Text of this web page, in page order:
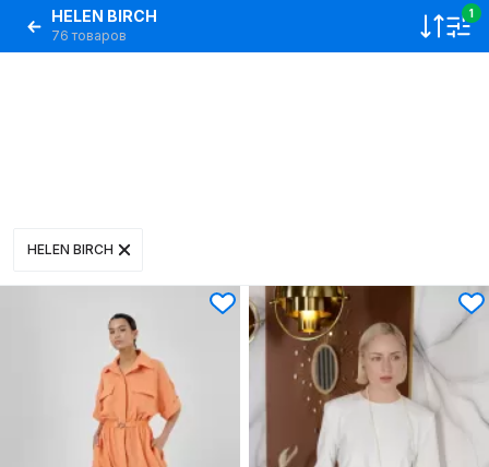
HELEN BIRCH
76 товаров
1
HELEN BIRCH